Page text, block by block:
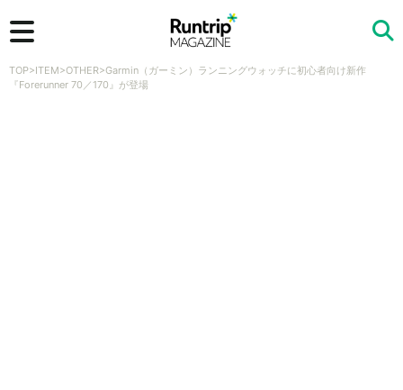
検索
TOP>ITEM>OTHER>Garmin（ガーミン）ランニングウォッチに初心者向け新作
『Forerunner 70／170』が登場